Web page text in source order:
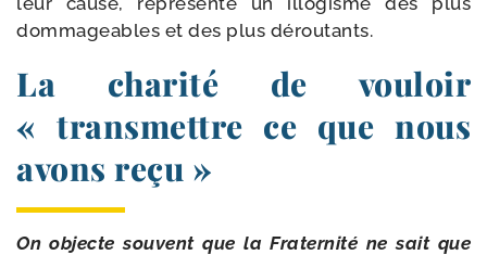
dom­ma­geables et des plus déroutants.
La charité de vouloir
« transmettre ce que nous
avons reçu »
On objecte sou­vent que la Fraternité ne sait que